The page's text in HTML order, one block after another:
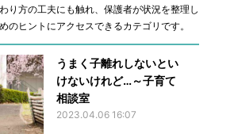
り方の工夫にも触れ、保護者が状況を整理し
のヒントにアクセスできるカテゴリです。
うまく子離れしないとい
けないけれど…～子育て
相談室
2023.04.06 16:07